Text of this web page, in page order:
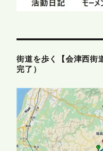
街道を歩く【会津西街
完了）